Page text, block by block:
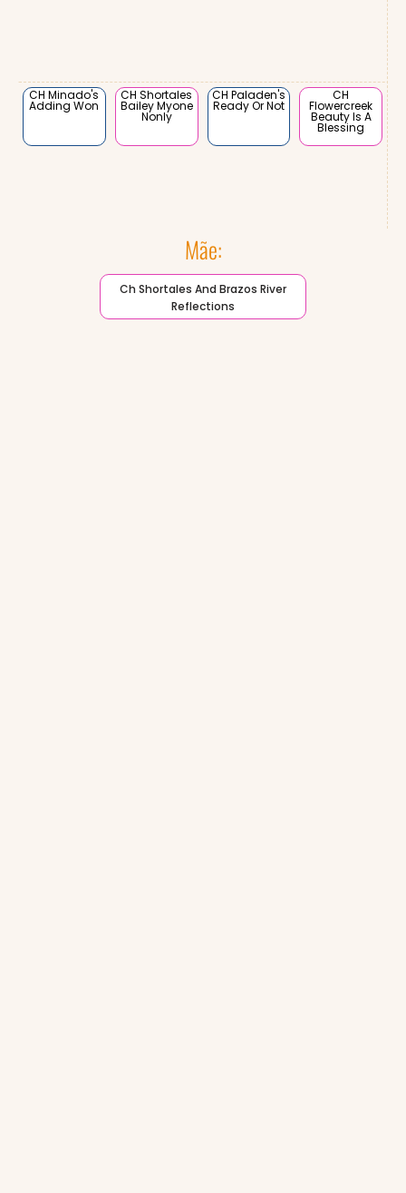
CH Minado's
Adding Won
CH Shortales
Bailey Myone
Nonly
CH Paladen's
Ready Or Not
CH
Flowercreek
Beauty Is A
Blessing
Mãe:
Ch Shortales And Brazos River
Reflections